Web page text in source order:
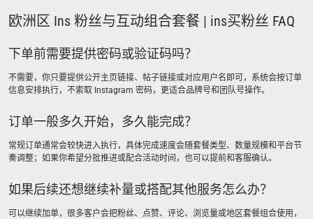
欧洲区 Ins 粉丝与互动组合套餐 | ins买粉丝 FAQ
下单前需要提供密码或验证码吗？
不需要，你只要提供公开主页链接、帖子链接或对应用户名即可，系统会按订单
信息安排执行，不索取 Instagram 密码，更适合品牌号和团队号操作。
订单一般多久开始，多久能完成？
常规订单通常会较快进入执行，具体完成速度会随套餐类型、数量规模和平台节
奏调整；如果你希望分批推进或配合活动时间，也可以提前和客服确认。
如果后续还想继续补量或搭配其他服务怎么办？
可以继续加单，很多客户会把粉丝、点赞、评论、浏览量或地区套餐组合使用，